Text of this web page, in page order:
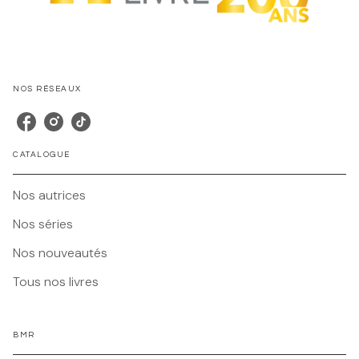
NOS RÉSEAUX
CATALOGUE
Nos autrices
Nos séries
Nos nouveautés
Tous nos livres
BMR